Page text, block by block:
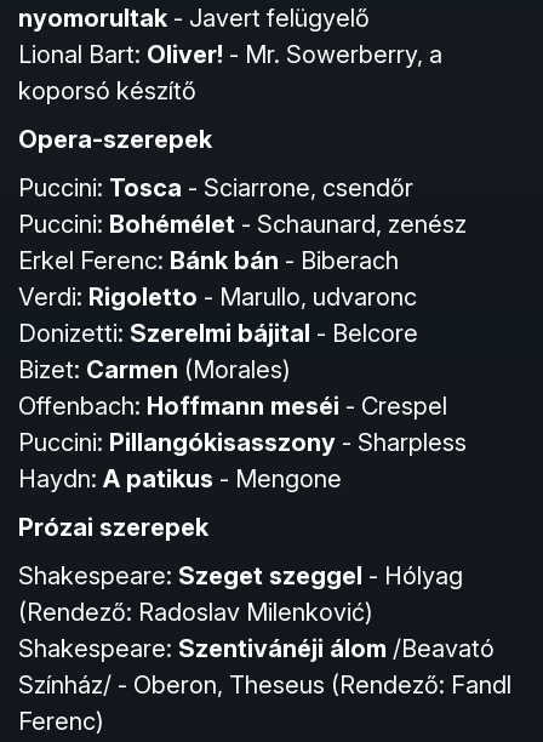
nyomorultak - Javert felügyelő
Lional Bart: Oliver! - Mr. Sowerberry, a
koporsó készítő
Opera-szerepek
Puccini: Tosca - Sciarrone, csendőr
Puccini: Bohémélet - Schaunard, zenész
Erkel Ferenc: Bánk bán - Biberach
Verdi: Rigoletto - Marullo, udvaronc
Donizetti: Szerelmi bájital - Belcore
Bizet: Carmen (Morales)
Offenbach: Hoffmann meséi - Crespel
Puccini: Pillangókisasszony - Sharpless
Haydn: A patikus - Mengone
Prózai szerepek
Shakespeare: Szeget szeggel - Hólyag
(Rendező: Radoslav Milenković)
Shakespeare: Szentivánéji álom /Beavató
Színház/ - Oberon, Theseus (Rendező: Fandl
Ferenc)